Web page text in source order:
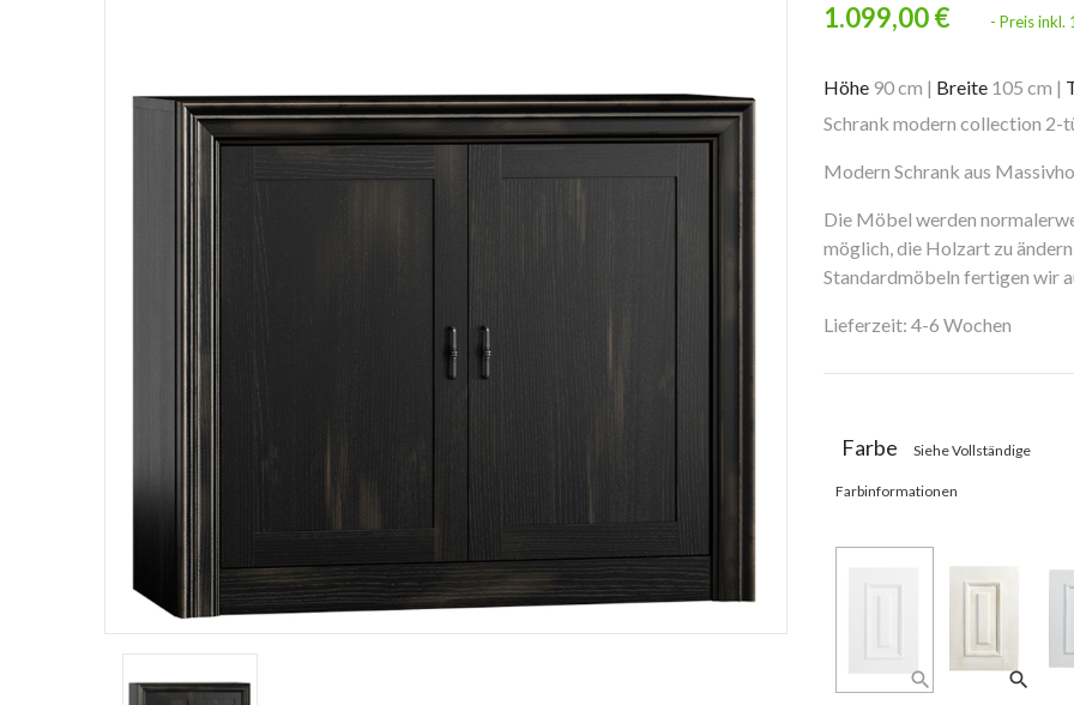
1.099,00 €
- Preis inkl.
Höhe 90 cm | Breite 105 cm |
Schrank modern collection
Modern Schrank aus
Die Möbel werden
möglich, die Holzart zu ändern
Standardmöbeln fertigen wir
Lieferzeit: 4-6 Wochen
Farbe Siehe Vollständige
Farbinformationen
search search